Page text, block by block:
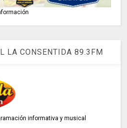
LA CONSENTIDA 89.3FM
informativa y musical